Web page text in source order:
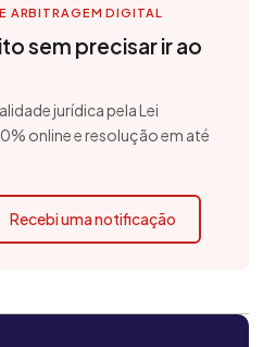
ARBITRAGEM DIGITAL
sem precisar ir ao
jurídica pela Lei
online e resolução em até
Recebi uma notificação